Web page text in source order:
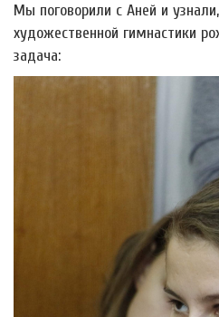
Мы поговорили с Аней и
художественной гимнастики
задача: